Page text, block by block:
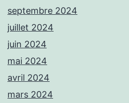
septembre 2024
juillet 2024
juin 2024
mai 2024
avril 2024
mars 2024